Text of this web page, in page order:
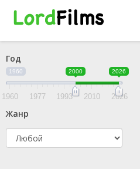
Год
1960 2000 2026
1960 1977 1993 2010 2026
Жанр